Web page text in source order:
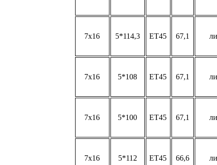
7x16 5*114,3 ET45 67,1
7x16 5*108 ET45 67,1
7x16 5*100 ET45 67,1
7x16 5*112 ET45 66,6